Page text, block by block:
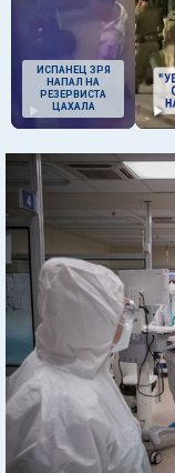
ИСПАНЕЦ ЗРЯ
НАПАЛ НА
РЕЗЕРВИСТА
ЦАХАЛА